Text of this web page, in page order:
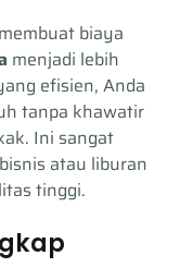
biaya
menjadi lebih
efisien, Anda
tanpa khawatir
Ini sangat
atau liburan
tinggi.